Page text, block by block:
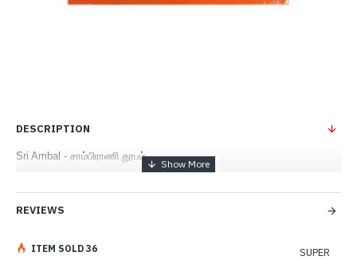
DESCRIPTION
Sri Ambal - சாம்பிராணி தூபம்
REVIEWS
SUPER
ITEM SOLD 36